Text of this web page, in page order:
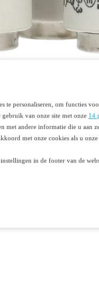
te personaliseren, om functies
van onze site met onze 14
met andere informatie die u aan
met onze cookies als u
in de footer van de